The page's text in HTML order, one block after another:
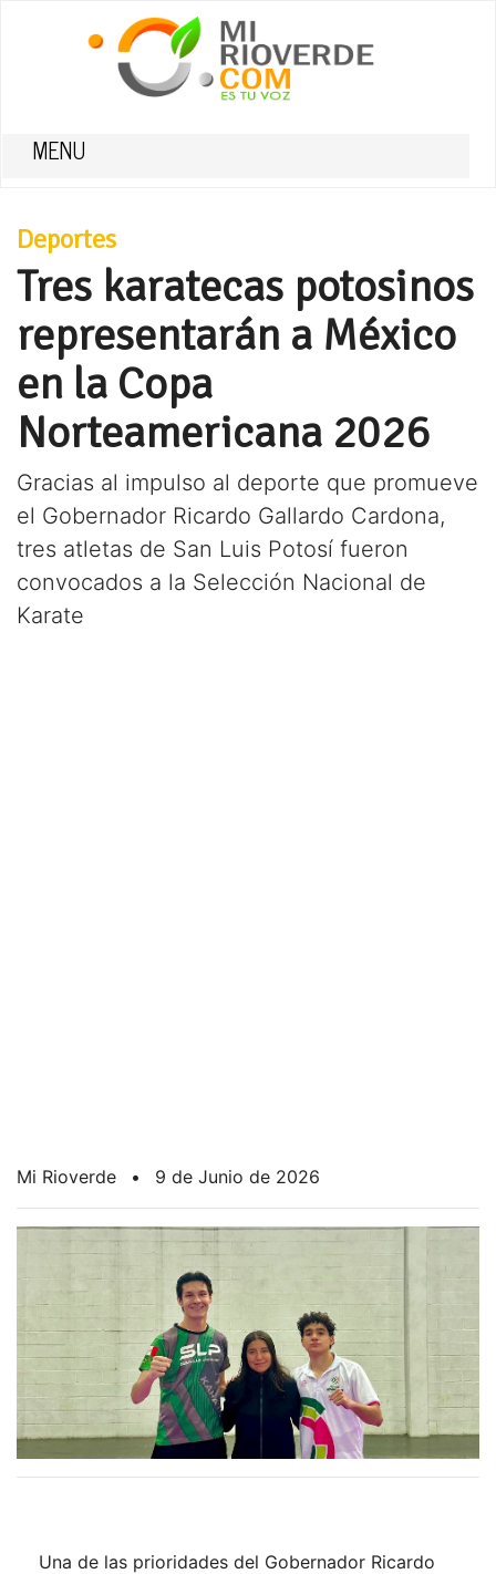
MENU
Deportes
Tres karatecas potosinos
representarán a México
en la Copa
Norteamericana 2026
Gracias al impulso al deporte que promueve
el Gobernador Ricardo Gallardo Cardona,
tres atletas de San Luis Potosí fueron
convocados a la Selección Nacional de
Karate
Mi Rioverde • 9 de Junio de 2026
Una de las prioridades del Gobernador Ricardo